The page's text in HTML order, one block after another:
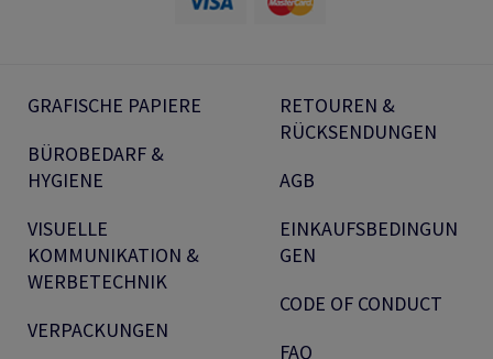
GRAFISCHE PAPIERE
BÜROBEDARF &
HYGIENE
VISUELLE
KOMMUNIKATION &
WERBETECHNIK
VERPACKUNGEN
RETOUREN &
RÜCKSENDUNGEN
AGB
EINKAUFSBEDINGUN
GEN
CODE OF CONDUCT
FAQ